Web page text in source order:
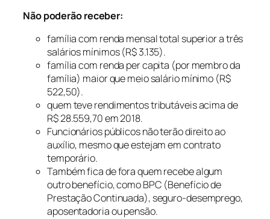
Não poderão receber:
família com renda mensal total superior a três
salários mínimos (R$ 3.135).
família com renda per capita (por membro da
família) maior que meio salário mínimo (R$
522,50).
quem teve rendimentos tributáveis acima de
R$ 28.559,70 em 2018.
Funcionários públicos não terão direito ao
auxílio, mesmo que estejam em contrato
temporário.
Também fica de fora quem recebe algum
outro benefício, como BPC (Benefício de
Prestação Continuada), seguro-desemprego,
aposentadoria ou pensão.